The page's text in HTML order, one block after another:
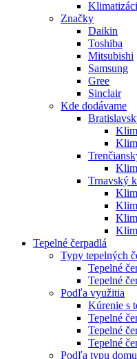
Značky
Daikin
Toshiba
Mitsubishi
Samsung
Gree
Sinclair
Kde dodávame
Trnavský
Tepelné čerpadlá
Typy tepelných
Tepelné
Tepelné
Podľa využitia
Kúrenie s
Tepelné
Tepelné
Tepelné
Podľa typu domu